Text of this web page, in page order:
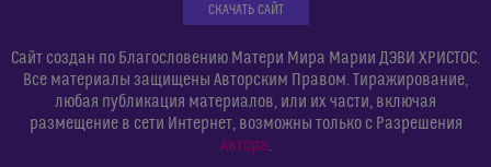
СКАЧАТЬ САЙТ
Сайт создан по Благословению Матери Мира Марии ДЭВИ ХРИСТОС.
Все материалы защищены Авторским Правом. Тиражирование,
любая публикация материалов, или их части, включая
размещение в сети Интернет, возможны только с Разрешения
Автора.